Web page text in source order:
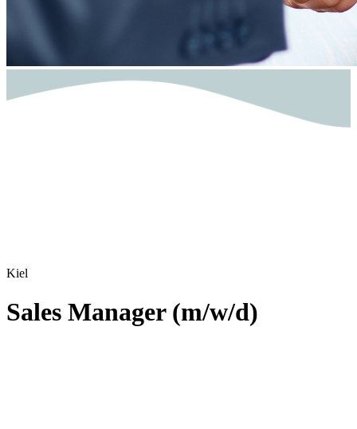
Kiel
Sales Manager (m/w/d)